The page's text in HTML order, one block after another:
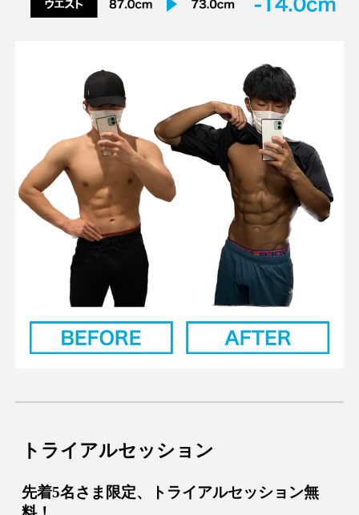
トライアルセッション
先着5名さま限定、
トライアルセッション無